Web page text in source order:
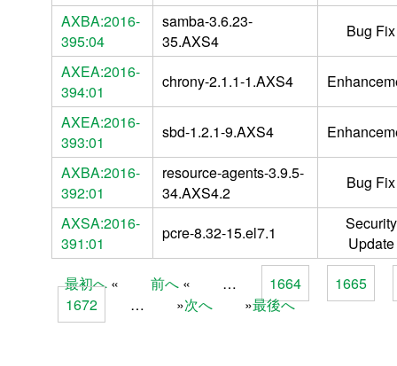
AXBA:2016-
395:04
samba-3.6.23-
35.AXS4
Bug Fix
AXEA:2016-
394:01
chrony-2.1.1-1.AXS4
AXEA:2016-
393:01
sbd-1.2.1-9.AXS4
AXBA:2016-
392:01
resource-agents-3.9.5-
34.AXS4.2
Bug Fix
AXSA:2016-
391:01
pcre-8.32-15.el7.1
Security
Update
Pages
最初へ 前へ … 1664
1665
1672
… 次へ 最後へ